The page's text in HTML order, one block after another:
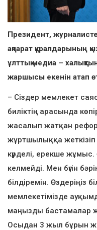
Президент,
ақпарат құралдарының
ұлттық медиа –
жаршысы екенін атап
– Сіздер мемлекет
биліктің арасында
жасалып жатқан
жұртшылыққа жеткізіп
күрделі, ерекше
келмейді. Мен бүгін
білдіремін. Өздеріңіз
мемлекетімізде
маңызды бастамалар
Осыдан 3 жыл бұрын